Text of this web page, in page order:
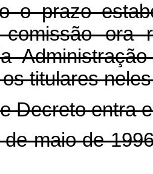
o prazo
ora
titulares
Decreto entra
maio de